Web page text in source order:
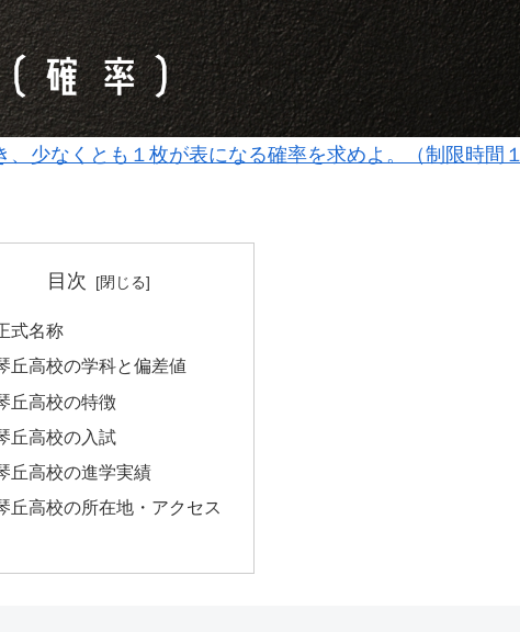
、少なくとも１枚が表になる確率を求めよ。（制限時間１
目次
式名称
丘高校の学科と偏差値
丘高校の特徴
丘高校の入試
丘高校の進学実績
丘高校の所在地・アクセス